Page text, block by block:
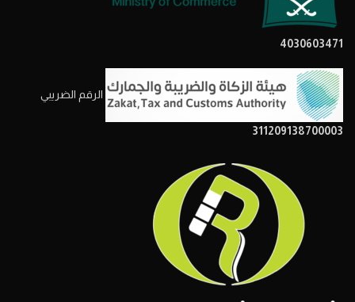
4030603471
الرقم الضريبي
311209138700003